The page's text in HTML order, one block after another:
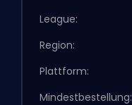
League:
Region:
Plattform:
Mindestbestellung: